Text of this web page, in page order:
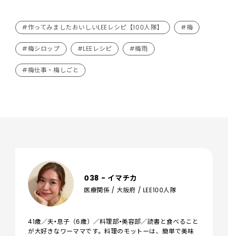
#作ってみましたおいしいLEEレシピ【100人隊】 #梅
#梅シロップ #LEEレシピ #梅雨
#梅仕事・梅しごと
038 - イマチカ
医療関係 / 大阪府 / LEE100人隊
41歳／夫•息子（6歳）／料理部•美容部／読書と食べること
が大好きなワーママです。料理のモットーは、簡単で美味